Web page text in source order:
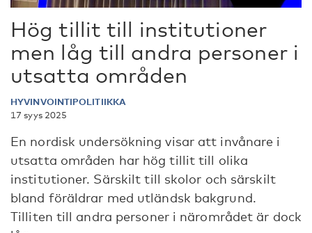
Hög tillit till institutioner
men låg till andra personer i
utsatta områden
HYVINVOINTIPOLITIIKKA
17 syys 2025
En nordisk undersökning visar att invånare i
utsatta områden har hög tillit till olika
institutioner. Särskilt till skolor och särskilt
bland föräldrar med utländsk bakgrund.
Tilliten till andra personer i närområdet är dock